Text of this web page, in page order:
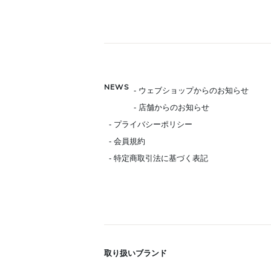
NEWS - ウェブショップからのお知らせ
- 店舗からのお知らせ
- プライバシーポリシー
- 会員規約
- 特定商取引法に基づく表記
取り扱いブランド